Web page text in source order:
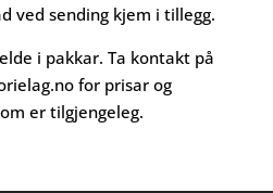
ved sending kjem i tillegg.
i pakkar. Ta kontakt på
for prisar og
er tilgjengeleg.